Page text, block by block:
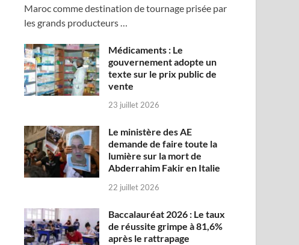
Maroc comme destination de tournage prisée par
les grands producteurs …
Médicaments : Le
gouvernement adopte un
texte sur le prix public de
vente
23 juillet 2026
Le ministère des AE
demande de faire toute la
lumière sur la mort de
Abderrahim Fakir en Italie
22 juillet 2026
Baccalauréat 2026 : Le taux
de réussite grimpe à 81,6%
après le rattrapage